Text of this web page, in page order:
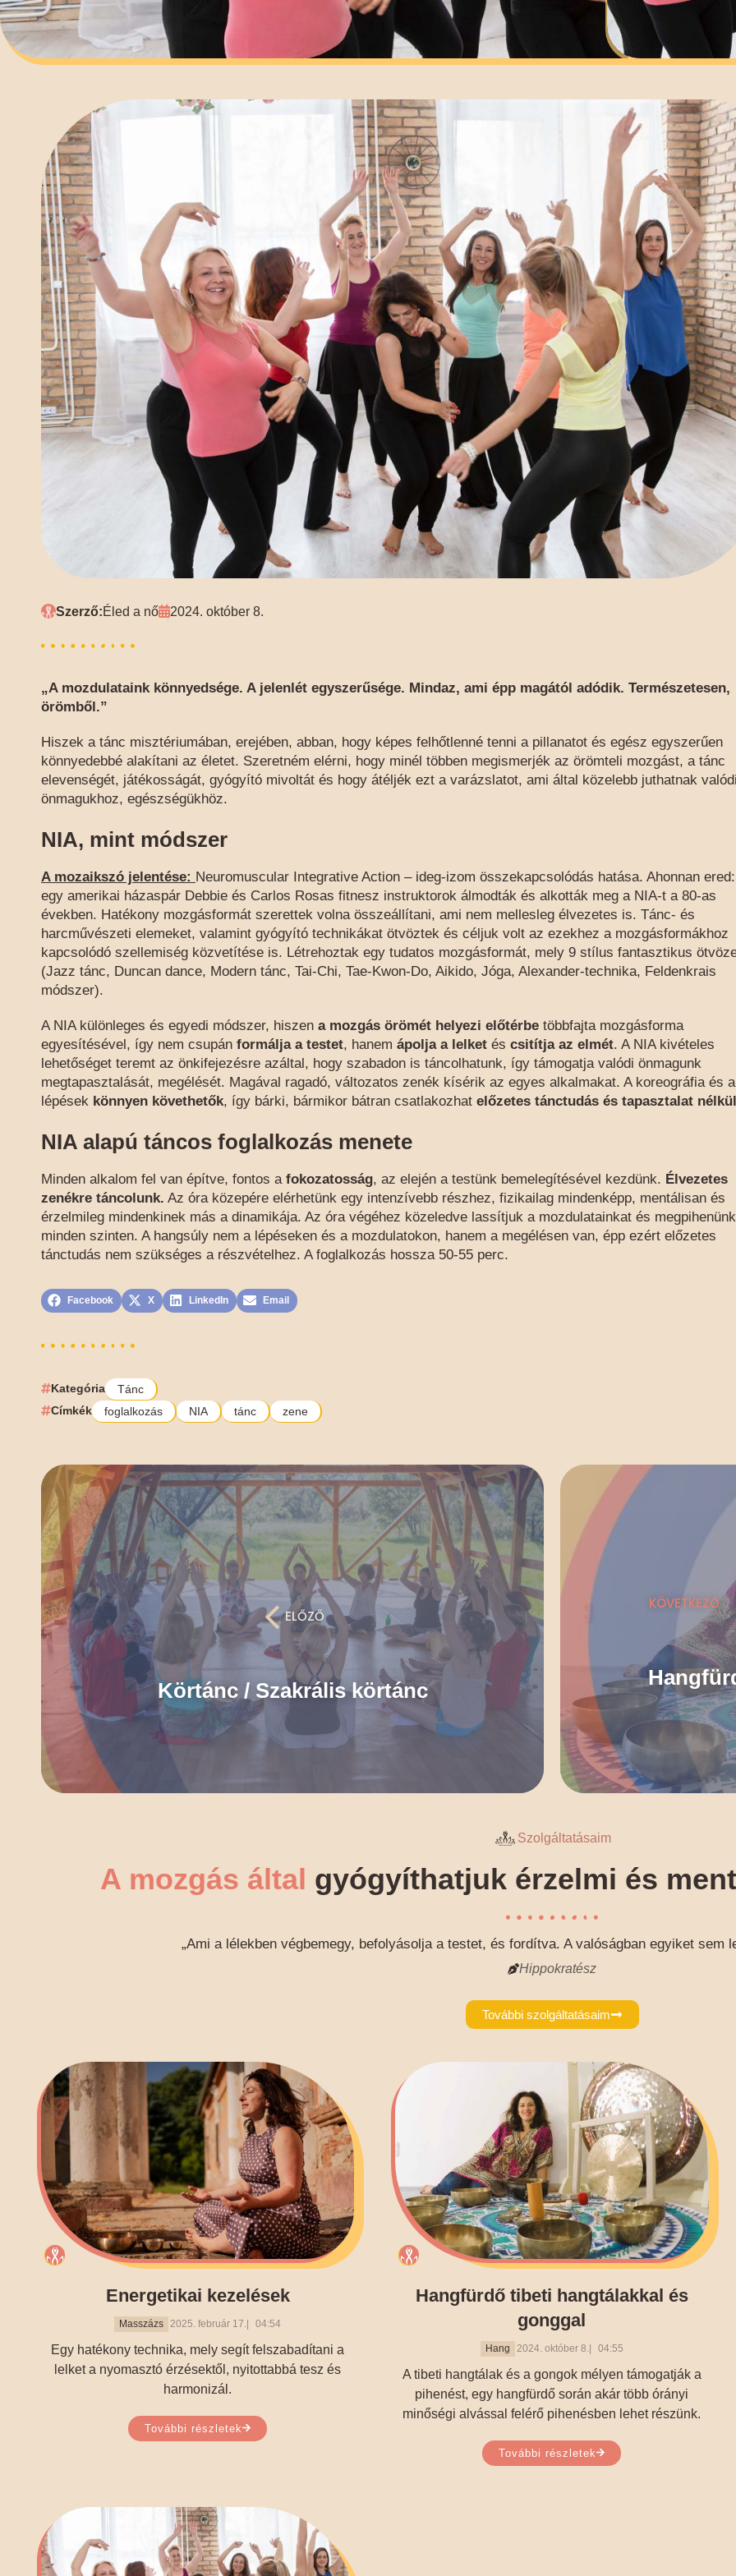
Szerző:Éled a nő 2024. október 8.
„A mozdulataink könnyedsége. A jelenlét egyszerűsége. Mindaz, ami épp magától adódik. Természetesen,
örömből.”
Hiszek a tánc misztériumában, erejében, abban, hogy képes felhőtlenné tenni a pillanatot és egész egyszerűen
könnyedebbé alakítani az életet. Szeretném elérni, hogy minél többen megismerjék az örömteli mozgást, a tánc
elevenségét, játékosságát, gyógyító mivoltát és hogy átéljék ezt a varázslatot, ami által közelebb juthatnak valódi
önmagukhoz, egészségükhöz.
NIA, mint módszer
A mozaikszó jelentése: Neuromuscular Integrative Action – ideg-izom összekapcsolódás hatása. Ahonnan ered:
egy amerikai házaspár Debbie és Carlos Rosas fitnesz instruktorok álmodták és alkották meg a NIA-t a 80-as
években. Hatékony mozgásformát szerettek volna összeállítani, ami nem mellesleg élvezetes is. Tánc- és
harcművészeti elemeket, valamint gyógyító technikákat ötvöztek és céljuk volt az ezekhez a mozgásformákhoz
kapcsolódó szellemiség közvetítése is. Létrehoztak egy tudatos mozgásformát, mely 9 stílus fantasztikus
(Jazz tánc, Duncan dance, Modern tánc, Tai-Chi, Tae-Kwon-Do, Aikido, Jóga, Alexander-technika, Feldenkrais
módszer).
A NIA különleges és egyedi módszer, hiszen a mozgás örömét helyezi előtérbe többfajta mozgásforma
egyesítésével, így nem csupán formálja a testet, hanem ápolja a lelket és csitítja az elmét. A NIA kivételes
lehetőséget teremt az önkifejezésre azáltal, hogy szabadon is táncolhatunk, így támogatja valódi önmagunk
megtapasztalását, megélését. Magával ragadó, változatos zenék kísérik az egyes alkalmakat. A koreográfia és a
lépések könnyen követhetők, így bárki, bármikor bátran csatlakozhat előzetes tánctudás és tapasztalat nélkül
NIA alapú táncos foglalkozás menete
Minden alkalom fel van építve, fontos a fokozatosság, az elején a testünk bemelegítésével kezdünk. Élvezetes
zenékre táncolunk. Az óra közepére elérhetünk egy intenzívebb részhez, fizikailag mindenképp, mentálisan és
érzelmileg mindenkinek más a dinamikája. Az óra végéhez közeledve lassítjuk a mozdulatainkat és
minden szinten. A hangsúly nem a lépéseken és a mozdulatokon, hanem a megélésen van, épp ezért előzetes
tánctudás nem szükséges a részvételhez. A foglalkozás hossza 50-55 perc.
Facebook X LinkedIn Email
Kategória
Tánc
Címkék
foglalkozás NIA tánc zene
ELŐZŐ
Körtánc / Szakrális körtánc
KÖVETKEZŐ
Szolgáltatásaim
A mozgás által gyógyíthatjuk érzelmi és
„Ami a lélekben végbemegy, befolyásolja a testet, és fordítva. A valóságban egyiket sem
Hippokratész
További szolgáltatásaim
Energetikai kezelések
Masszázs 2025. február 17. 04:54
Egy hatékony technika, mely segít felszabadítani a
lelket a nyomasztó érzésektől, nyitottabbá tesz és
harmonizál.
További részletek
Hangfürdő tibeti hangtálakkal és
gonggal
Hang 2024. október 8. 04:55
A tibeti hangtálak és a gongok mélyen támogatják a
pihenést, egy hangfürdő során akár több órányi
minőségi alvással felérő pihenésben lehet részünk.
További részletek